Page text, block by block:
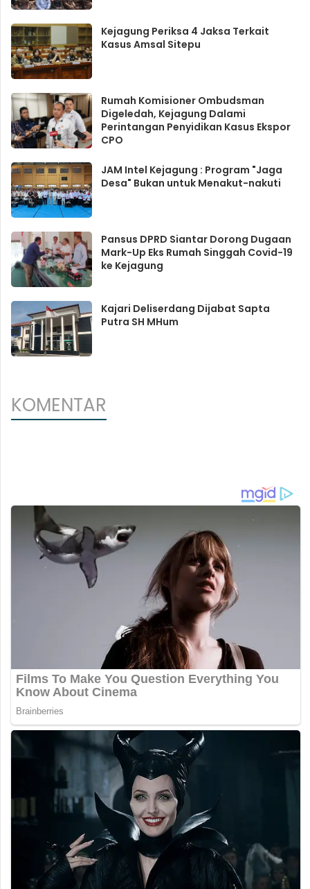
Kejagung Periksa 4 Jaksa Terkait
Kasus Amsal Sitepu
Rumah Komisioner Ombudsman
Digeledah, Kejagung Dalami
Perintangan Penyidikan Kasus Ekspor
CPO
JAM Intel Kejagung : Program "Jaga
Desa" Bukan untuk Menakut-nakuti
Pansus DPRD Siantar Dorong Dugaan
Mark-Up Eks Rumah Singgah Covid-19
ke Kejagung
Kajari Deliserdang Dijabat Sapta
Putra SH MHum
KOMENTAR